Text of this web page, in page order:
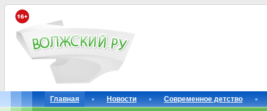
Главная Новости
Современное детство